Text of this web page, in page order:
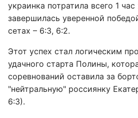
украинка потратила всего 1
завершилась уверенной
сетах – 6:3, 6:2.
Этот успех стал логическим
удачного старта Полины,
соревнований оставила за
"нейтральную" россиянку
6:3).